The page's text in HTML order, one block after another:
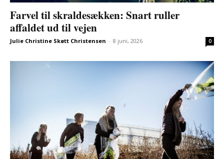
Farvel til skraldesækken: Snart ruller
affaldet ud til vejen
Julie Christine Skøtt Christensen - 8 juni, 2026 0